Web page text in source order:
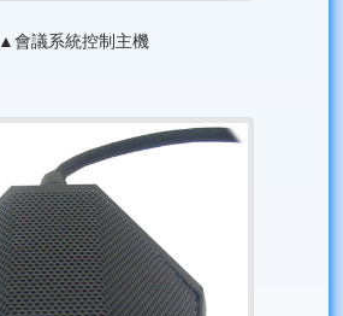
▲會議系統控制主機